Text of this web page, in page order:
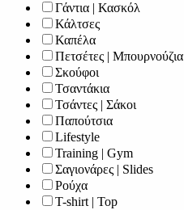
Γάντια | Κασκόλ
Κάλτσες
Καπέλα
Πετσέτες | Μπουρνούζια
Σκούφοι
Τσαντάκια
Τσάντες | Σάκοι
Παπούτσια
Lifestyle
Training | Gym
Σαγιονάρες | Slides
Ρούχα
T-shirt | Top